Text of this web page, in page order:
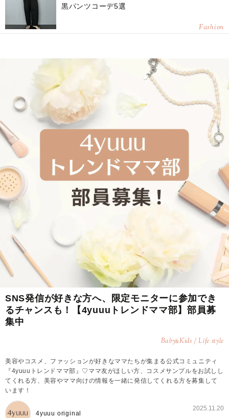
黒パンツコーデ5選
Fashion
SNS発信が好きな方へ、限定モニターに参加でき
るチャンスも！【4yuuuトレンドママ部】部員募
集中
Baby&Kids / Life style
美容やコスメ、ファッションが好きなママたちが集まる公式コミュニティ
『4yuuuトレンドママ部』♡ママ友がほしい方、コスメサンプルをお試しし
てくれる方、美容やママ向けの情報を一緒に発信してくれる方を募集して
います！
4yuuu original
2025.11.20